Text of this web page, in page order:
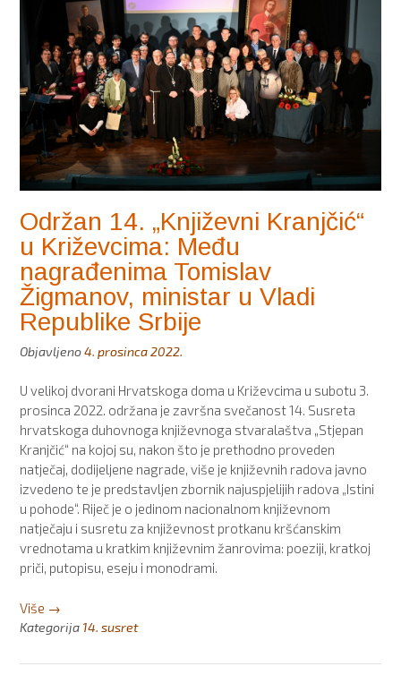
Održan 14. „Književni Kranjčić“
u Križevcima: Među
nagrađenima Tomislav
Žigmanov, ministar u Vladi
Republike Srbije
Objavljeno4. prosinca 2022.
U velikoj dvorani Hrvatskoga doma u Križevcima u subotu 3.
prosinca 2022. održana je završna svečanost 14. Susreta
hrvatskoga duhovnoga književnoga stvaralaštva „Stjepan
Kranjčić“ na kojoj su, nakon što je prethodno proveden
natječaj, dodijeljene nagrade, više je književnih radova javno
izvedeno te je predstavljen zbornik najuspjelijih radova „Istini
u pohode“. Riječ je o jedinom nacionalnom književnom
natječaju i susretu za književnost protkanu kršćanskim
vrednotama u kratkim književnim žanrovima: poeziji, kratkoj
priči, putopisu, eseju i monodrami.
Više “Održan
14.
Kranjčić“
→
Kategorija 14. susret